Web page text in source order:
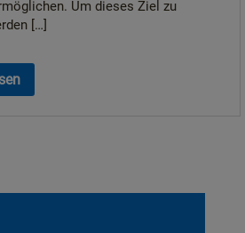
Um dieses Ziel zu
[…]